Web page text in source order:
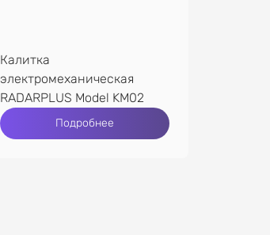
Калитка
электромеханическая
RADARPLUS Model KM02
Подробнее